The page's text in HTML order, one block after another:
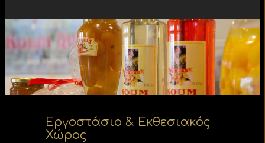
Εργοστάσιο & Εκθεσιακός
Χώρος